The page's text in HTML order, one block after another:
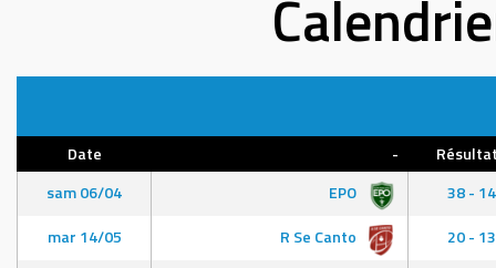
Date -
sam 06/04
EPO 38 - 14
mar 14/05
R Se Canto 20 - 13